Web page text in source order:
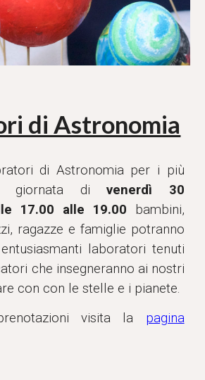
di Astronomia
di Astronomia per i più
giornata divenerdì 30
17.00 alle 19.00 bambini,
ragazze e famiglie potranno
laboratori tenuti
che insegneranno ai nostri
con con le stelle e i pianete.
visita la pagina